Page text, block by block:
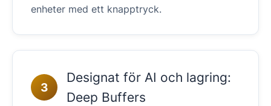
enheter med ett knapptryck.
3
Designat för AI och lagring:
Deep Buffers